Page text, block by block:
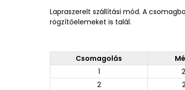
Lapraszerelt szállítási mód. A
rögzítőelemeket is talál.
Csomagolás
1
2